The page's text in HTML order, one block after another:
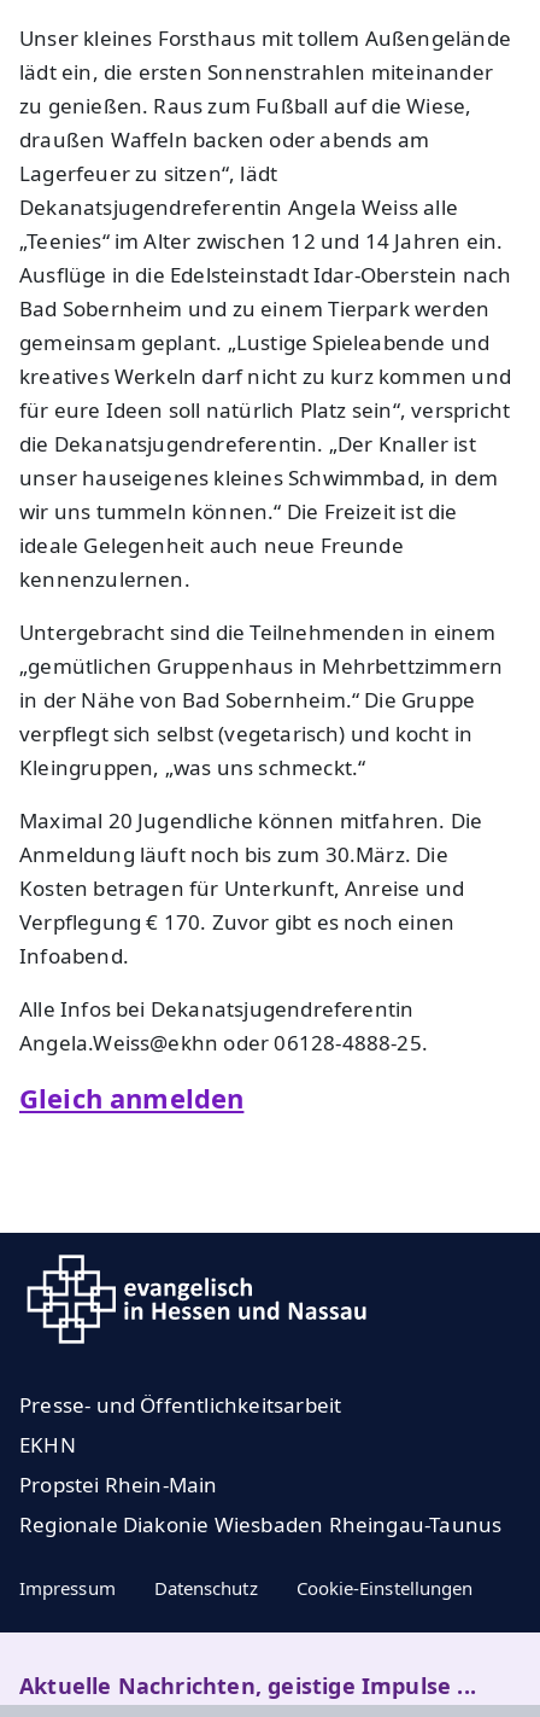
Unser kleines Forsthaus mit tollem Außengelände
lädt ein, die ersten Sonnenstrahlen miteinander
zu genießen. Raus zum Fußball auf die Wiese,
draußen Waffeln backen oder abends am
Lagerfeuer zu sitzen“, lädt
Dekanatsjugendreferentin Angela Weiss alle
„Teenies“ im Alter zwischen 12 und 14 Jahren ein.
Ausflüge in die Edelsteinstadt Idar-Oberstein nach
Bad Sobernheim und zu einem Tierpark werden
gemeinsam geplant. „Lustige Spieleabende und
kreatives Werkeln darf nicht zu kurz kommen und
für eure Ideen soll natürlich Platz sein“, verspricht
die Dekanatsjugendreferentin. „Der Knaller ist
unser hauseigenes kleines Schwimmbad, in dem
wir uns tummeln können.“ Die Freizeit ist die
ideale Gelegenheit auch neue Freunde
kennenzulernen.
Untergebracht sind die Teilnehmenden in einem
„gemütlichen Gruppenhaus in Mehrbettzimmern
in der Nähe von Bad Sobernheim.“ Die Gruppe
verpflegt sich selbst (vegetarisch) und kocht in
Kleingruppen, „was uns schmeckt.“
Maximal 20 Jugendliche können mitfahren. Die
Anmeldung läuft noch bis zum 30.März. Die
Kosten betragen für Unterkunft, Anreise und
Verpflegung € 170. Zuvor gibt es noch einen
Infoabend.
Alle Infos bei Dekanatsjugendreferentin
Angela.Weiss@ekhn oder 06128-4888-25.
Gleich anmelden
Presse- und Öffentlichkeitsarbeit
EKHN
Propstei Rhein-Main
Regionale Diakonie Wiesbaden Rheingau-Taunus
Impressum Datenschutz Cookie-Einstellungen
Aktuelle Nachrichten, geistige Impulse ...